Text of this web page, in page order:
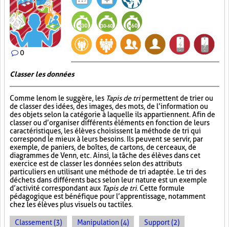
0
Classer les données
Comme le nom le suggère, les Tapis de tripermettent de trier ou
de classer des idées, des images, des mots, de l’information ou
des objets selon la catégorie à laquelle ils appartiennent. Afin de
classer ou d’organiser différents éléments en fonction de leurs
caractéristiques, les élèves choisissent la méthode de tri qui
correspond le mieux à leurs besoins. Ils peuvent se servir, par
exemple, de paniers, de boîtes, de cartons, de cerceaux, de
diagrammes de Venn, etc. Ainsi, la tâche des élèves dans cet
exercice est de classer les données selon des attributs
particuliers en utilisant une méthode de tri adaptée. Le tri des
déchets dans différents bacs selon leur nature est un exemple
d’activité correspondant aux Tapis de tri. Cette formule
pédagogique est bénéfique pour l’apprentissage, notamment
chez les élèves plus visuels ou tactiles.
Classement (3) Manipulation (4) Support (2)